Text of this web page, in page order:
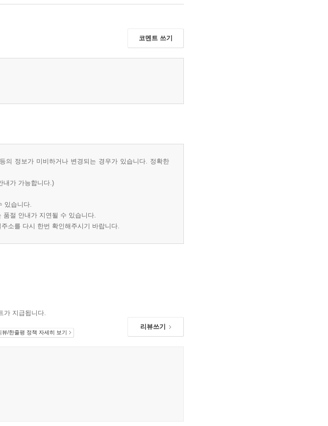
코멘트 쓰기
의 정보가 미비하거나 변경되는 경우가 있습니다. 정확한
내가 가능합니다.)
있습니다.
절 안내가 지연될 수 있습니다.
소를 다시 한번 확인해주시기 바랍니다.
가 지급됩니다.
뷰/한줄평 정책 자세히 보기
리뷰쓰기